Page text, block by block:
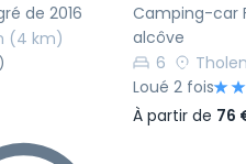
de 2016
(4 km)
Camping-car
alcôve
6
Tholen
Loué 2 fois
À partir de 76